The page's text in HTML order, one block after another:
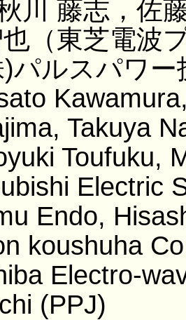
川 藤志，佐
（東芝電波
)パルスパワ
Takuya
Toufuku,
Electric
Endo,
koushuha
Electro-
(PPJ)